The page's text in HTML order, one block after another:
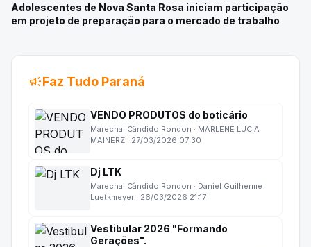
Adolescentes de Nova Santa Rosa iniciam participação
em projeto de preparação para o mercado de trabalho
campaignFaz Tudo Paraná
VENDO PRODUTOS do boticário
Marechal Cândido Rondon · MARLENE LUCIA
MAINERZ · 27/03/2026 07:30
Dj LTK
Marechal Cândido Rondon · Daniel Guilherme
Luetkmeyer · 26/03/2026 21:17
Vestibular 2026 "Formando
Gerações".